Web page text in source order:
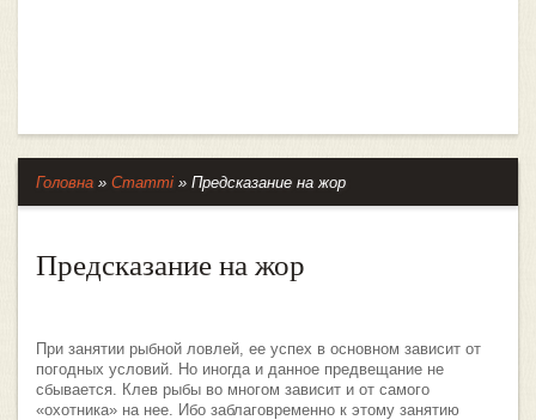
Головна » Статті » Предсказание на жор
Предсказание на жор
При занятии рыбной ловлей, ее успех в основном зависит от
погодных условий. Но иногда и данное предвещание не
сбывается. Клев рыбы во многом зависит и от самого
«охотника» на нее. Ибо заблаговременно к этому занятию